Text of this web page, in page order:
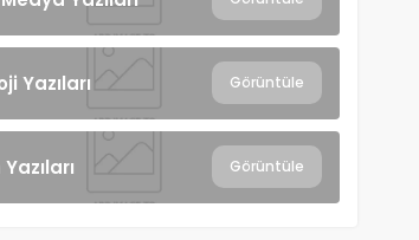
Yazıları Görüntüle
Görüntüle